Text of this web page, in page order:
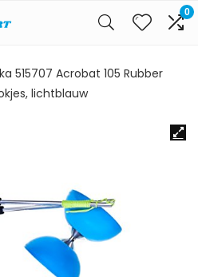
0
515707 Acrobat 105 Rubber
lichtblauw